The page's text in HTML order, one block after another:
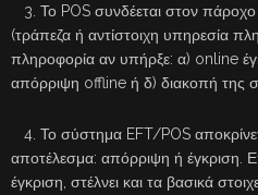
3. Το POS συνδέεται στον
(τράπεζα ή αντίστοιχη υπηρεσία
πληροφορία αν υπήρξε: α) online
απόρριψη offline ή δ) διακοπή της
4. Το σύστημα EFT/POS
αποτέλεσμα: απόρριψη ή έγκριση.
έγκριση, στέλνει και τα βασικά